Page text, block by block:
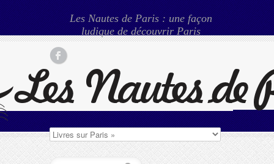
Les Nautes de Paris : une façon
ludique de découvrir Paris